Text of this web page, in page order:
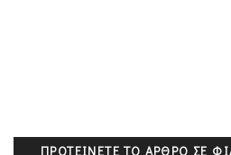
ΠΡΟΤΕΊΝΕΤΕ ΤΟ ΆΡΘΡΟ ΣΕ